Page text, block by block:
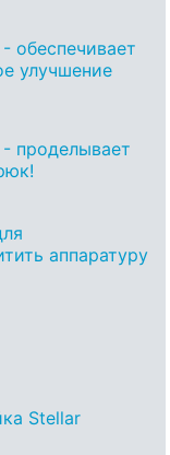
обеспечивает
улучшение
проделывает
аппаратуру
Stellar